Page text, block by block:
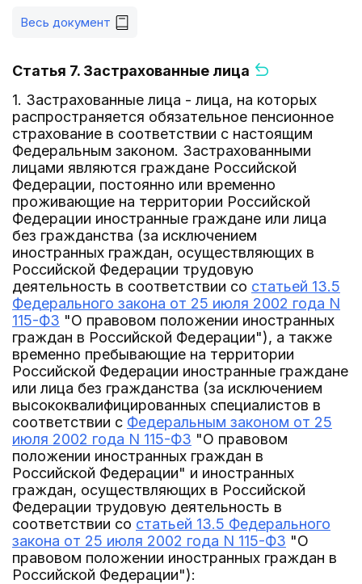
Весь документ
Статья 7. Застрахованные лица
1. Застрахованные лица - лица, на которых
распространяется обязательное пенсионное
страхование в соответствии с настоящим
Федеральным законом. Застрахованными
лицами являются граждане Российской
Федерации, постоянно или временно
проживающие на территории Российской
Федерации иностранные граждане или лица
без гражданства (за исключением
иностранных граждан, осуществляющих в
Российской Федерации трудовую
деятельность в соответствии со статьей 13.5
Федерального закона от 25 июля 2002 года N
115-ФЗ "О правовом положении иностранных
граждан в Российской Федерации"), а также
временно пребывающие на территории
Российской Федерации иностранные граждане
или лица без гражданства (за исключением
высококвалифицированных специалистов в
соответствии с Федеральным законом от 25
июля 2002 года N 115-ФЗ "О правовом
положении иностранных граждан в
Российской Федерации" и иностранных
граждан, осуществляющих в Российской
Федерации трудовую деятельность в
соответствии со статьей 13.5 Федерального
закона от 25 июля 2002 года N 115-ФЗ "О
правовом положении иностранных граждан в
Российской Федерации"):